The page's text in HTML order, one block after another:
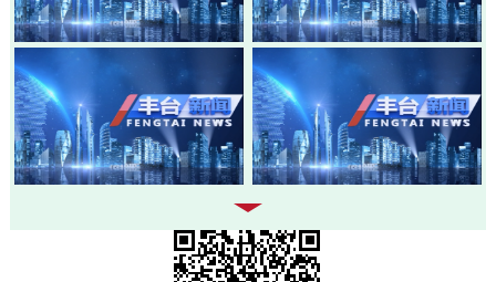
20260803-丰台新闻
20260730-丰台新闻